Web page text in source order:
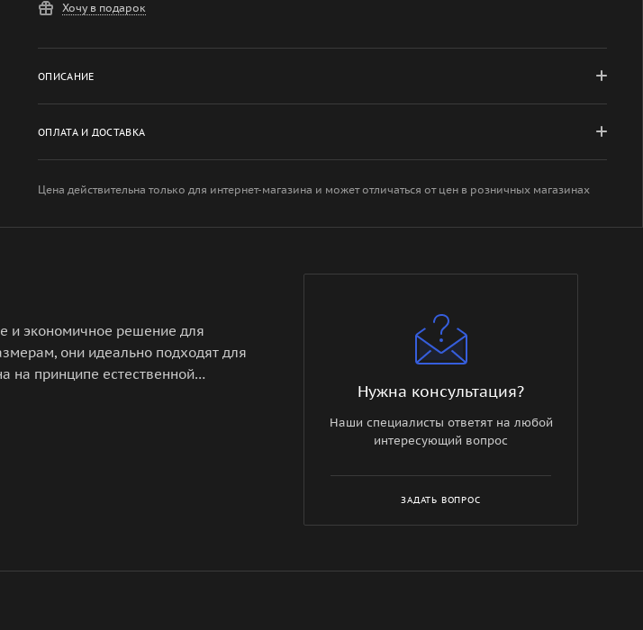
Хочу в подарок
ОПИСАНИЕ
ОПЛАТА И ДОСТАВКА
Цена действительна только для интернет-магазина и может отличаться от цен в розничных магазинах
и экономичное решение для
они идеально подходят для
на принципе естественной
на передней панели
Нужна консультация?
Наши специалисты ответят на любой
интересующий вопрос
ЗАДАТЬ ВОПРОС